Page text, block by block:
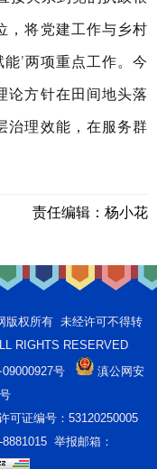
，将党建工作与乡村
能’两项重点工作。今
论方针在田间地头落
治理效能，在服务群
责任编辑： 杨小花
权所有 未经许可不得转
RIGHTS RESERVED
号
滇公网安
可证编号：53120250005
举报邮箱：